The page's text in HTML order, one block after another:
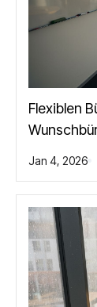
Flexiblen
Jan 4, 2026